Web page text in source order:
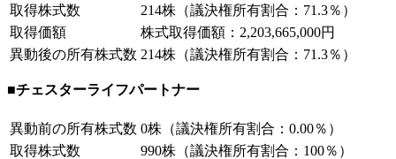
取得株式数
214株（議決権所有割合：71.3％）
取得価額
株式取得価額：2,203,665,000円
異動後の所有株式数 214株（議決権所有割合：71.3％）
■チェスターライフパートナー
異動前の所有株式数 0株（議決権所有割合：0.00％）
取得株式数
990株（議決権所有割合：100％）